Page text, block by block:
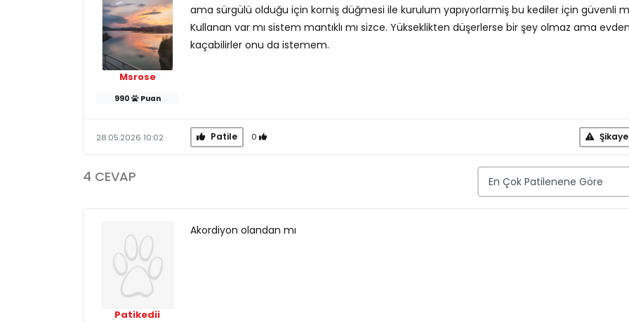
Msrose
990 Puan
ama sürgülü olduğu için korniş düğmesi ile kurulum yapıyorlarmiş bu kediler için güvenli
Kullanan var mı sistem mantıklı mı sizce. Yükseklikten düşerlerse bir şey olmaz ama
kaçabilirler onu da istemem.
28.05.2026 10:02 Patile 0
4 CEVAP
Patikedii
Akordiyon olandan mı